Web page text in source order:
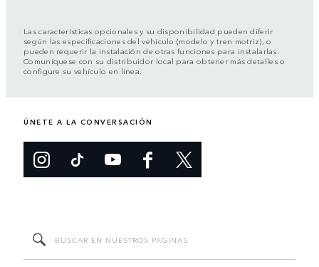
Las características opcionales y su disponibilidad pueden diferir
según las especificaciones del vehículo (modelo y tren motriz), o
pueden requerir la instalación de otras funciones para instalarlas.
Comuníquese con su distribuidor local para obtener más detalles o
configure su vehículo en línea.
ÚNETE A LA CONVERSACIÓN